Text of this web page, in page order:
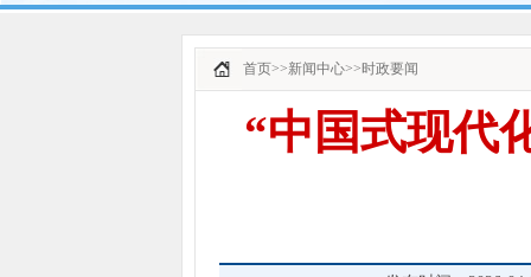
首页>>新闻中心>>时政要闻
“中国式现代